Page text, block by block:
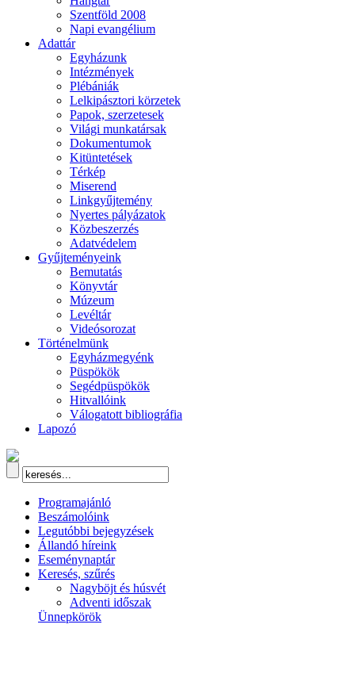
Szentföld 2008
Napi evangélium
Adattár
Egyházunk
Intézmények
Plébániák
Lelkipásztori körzetek
Papok, szerzetesek
Világi munkatársak
Dokumentumok
Kitüntetések
Térkép
Miserend
Linkgyűjtemény
Nyertes pályázatok
Közbeszerzés
Adatvédelem
Gyűjteményeink
Bemutatás
Könyvtár
Múzeum
Levéltár
Videósorozat
Történelmünk
Egyházmegyénk
Püspökök
Segédpüspökök
Hitvallóink
Válogatott bibliográfia
Lapozó
Programajánló
Beszámolóink
Legutóbbi bejegyzések
Állandó híreink
Eseménynaptár
Keresés, szűrés
Nagyböjt és húsvét
Adventi időszak
Ünnepkörök